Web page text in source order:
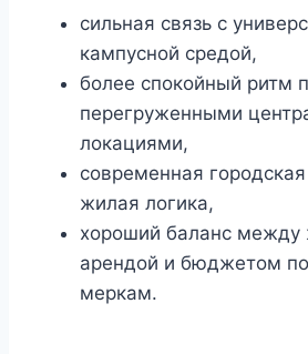
сильная связь с
кампусной средой,
более спокойный ритм
перегруженными
локациями,
современная
жилая логика,
хороший баланс между
арендой и бюджетом
меркам.